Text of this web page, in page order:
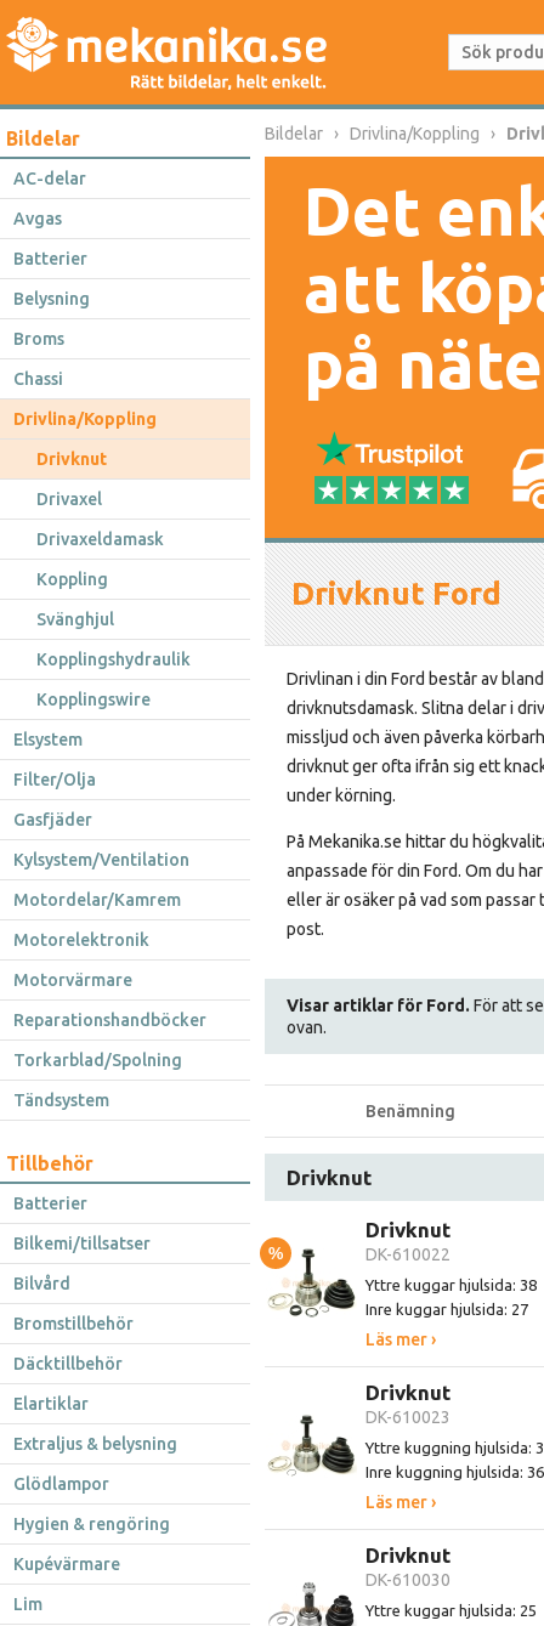
Bildelar
AC-delar
Avgas
Batterier
Belysning
Broms
Chassi
Drivlina/Koppling
Drivknut
Drivaxel
Drivaxeldamask
Koppling
Svänghjul
Kopplingshydraulik
Kopplingswire
Elsystem
Filter/Olja
Gasfjäder
Kylsystem/Ventilation
Motordelar/Kamrem
Motorelektronik
Motorvärmare
Reparationshandböcker
Torkarblad/Spolning
Tändsystem
Tillbehör
Batterier
Bilkemi/tillsatser
Bilvård
Bromstillbehör
Däcktillbehör
Elartiklar
Extraljus & belysning
Glödlampor
Hygien & rengöring
Kupévärmare
Lim
Bildelar Drivlina/Koppling
Det
att
på
Drivknut Ford
Drivlinan i din Ford består av
drivknutsdamask. Slitna delar i
missljud och även påverka
drivknut ger ofta ifrån sig ett
under körning.
På Mekanika.se hittar du
anpassade för din Ford. Om du
eller är osäker på vad som
post.
Visar artiklar för Ford. För att
ovan.
Benämning
Drivknut
%
Drivknut
DK-610022
Yttre kuggar hjulsida: 38
Inre kuggar hjulsida: 27
Läs mer ›
Drivknut
DK-610023
Yttre kuggning hjulsida:
Inre kuggning hjulsida: 36
Läs mer ›
Drivknut
DK-610030
Yttre kuggar hjulsida: 25